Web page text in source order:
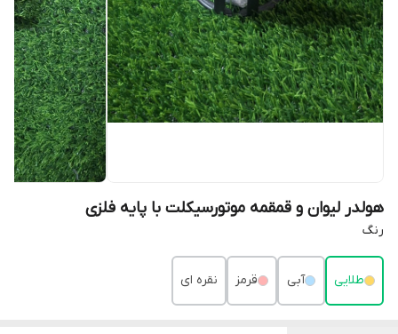
هولدر لیوان و قمقمه موتورسیکلت با پایه فلزی
رنگ
طلایی آبی قرمز نقره ای